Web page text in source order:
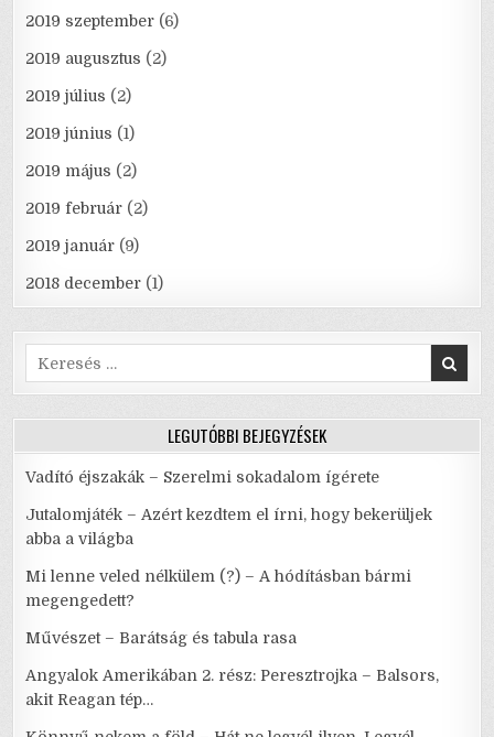
2019 szeptember (6)
2019 augusztus (2)
2019 július (2)
2019 június (1)
2019 május (2)
2019 február (2)
2019 január (9)
2018 december (1)
Search
for:
LEGUTÓBBI BEJEGYZÉSEK
Vadító éjszakák – Szerelmi sokadalom ígérete
Jutalomjáték – Azért kezdtem el írni, hogy bekerüljek
abba a világba
Mi lenne veled nélkülem (?) – A hódításban bármi
megengedett?
Művészet – Barátság és tabula rasa
Angyalok Amerikában 2. rész: Peresztrojka – Balsors,
akit Reagan tép…